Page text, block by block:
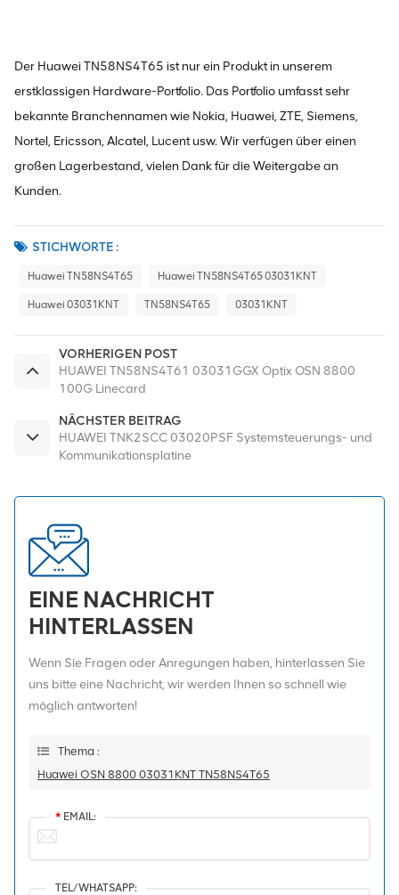
Der Huawei TN58NS4T65 ist nur ein Produkt in unserem
erstklassigen Hardware-Portfolio. Das Portfolio umfasst sehr
bekannte Branchennamen wie Nokia, Huawei, ZTE, Siemens,
Nortel, Ericsson, Alcatel, Lucent usw. Wir verfügen über einen
großen Lagerbestand, vielen Dank für die Weitergabe an
Kunden.
STICHWORTE :
Huawei TN58NS4T65 Huawei TN58NS4T65 03031KNT
Huawei 03031KNT TN58NS4T65 03031KNT
VORHERIGEN POST
HUAWEI TN58NS4T61 03031GGX Optix OSN 8800
100G Linecard
NÄCHSTER BEITRAG
HUAWEI TNK2SCC 03020PSF Systemsteuerungs- und
Kommunikationsplatine
EINE NACHRICHT
HINTERLASSEN
Wenn Sie Fragen oder Anregungen haben, hinterlassen Sie
uns bitte eine Nachricht, wir werden Ihnen so schnell wie
möglich antworten!
Thema :
Huawei OSN 8800 03031KNT TN58NS4T65
* EMAIL:
TEL/WHATSAPP: